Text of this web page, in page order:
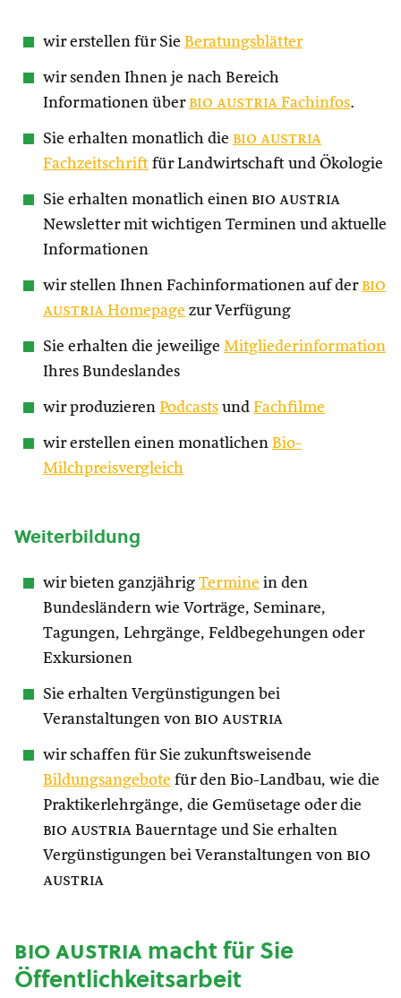
wir erstellen für Sie Beratungsblätter
wir senden Ihnen je nach Bereich
Informationen über bio austria Fachinfos.
Sie erhalten monatlich die bio austria
Fachzeitschrift für Landwirtschaft und Ökologie
Sie erhalten monatlich einen bio austria
Newsletter mit wichtigen Terminen und aktuelle
Informationen
wir stellen Ihnen Fachinformationen auf der bio
austria Homepage zur Verfügung
Sie erhalten die jeweilige Mitgliederinformation
Ihres Bundeslandes
wir produzieren Podcasts und Fachfilme
wir erstellen einen monatlichen Bio-
Milchpreisvergleich
Weiterbildung
wir bieten ganzjährig Termine in den
Bundesländern wie Vorträge, Seminare,
Tagungen, Lehrgänge, Feldbegehungen oder
Exkursionen
Sie erhalten Vergünstigungen bei
Veranstaltungen von bio austria
wir schaffen für Sie zukunftsweisende
Bildungsangebote für den Bio-Landbau, wie die
Praktikerlehrgänge, die Gemüsetage oder die
bio austria Bauerntage und Sie erhalten
Vergünstigungen bei Veranstaltungen von bio
austria
bio austriamacht für Sie
Öffentlichkeitsarbeit